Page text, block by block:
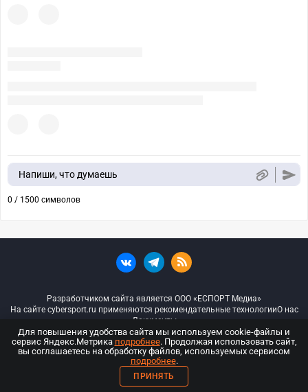
Напиши, что думаешь
0 / 1500 символов
Разработчиком сайта является ООО «ЕСПОРТ Медиа»
На сайте cybersport.ru применяются рекомендательные технологииО нас
Документы
© ООО «Киберспорт.ру» — Все права защищены
18+
ООО «Киберспорт.ру». Свидетельство о регистрации средств массовой
Для повышения удобства сайта мы используем cookie-файлы и
сервис Яндекс.Метрика подробнее. Продолжая использовать сайт,
вы соглашаетесь на обработку файлов, используемых сервисом
подробнее.
ПРИНЯТЬ